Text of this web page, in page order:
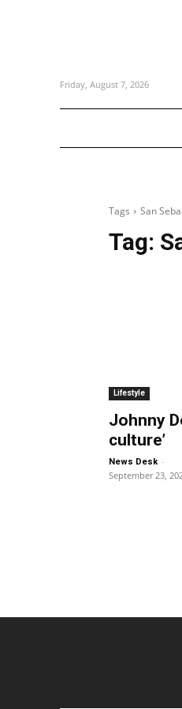
Friday, August 7, 2026
Tags San
Tag:
Lifestyle
Johnny
culture’
News Desk -
September 23,